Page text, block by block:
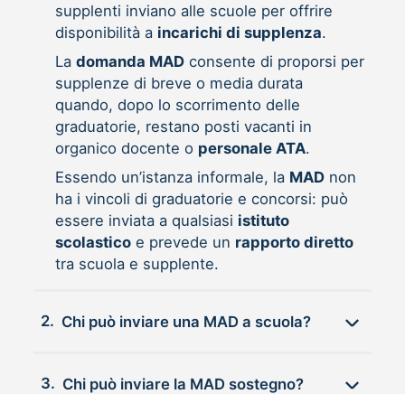
supplenti inviano alle scuole per offrire
disponibilità a incarichi di supplenza.
La domanda MADconsente di proporsi per
supplenze di breve o media durata
quando, dopo lo scorrimento delle
graduatorie, restano posti vacanti in
organico docente o personale ATA.
Essendo un’istanza informale, la MADnon
ha i vincoli di graduatorie e concorsi: può
essere inviata a qualsiasi istituto
scolasticoe prevede un rapporto diretto
tra scuola e supplente.
2. Chi può inviare una MAD a scuola?
3. Chi può inviare la MAD sostegno?